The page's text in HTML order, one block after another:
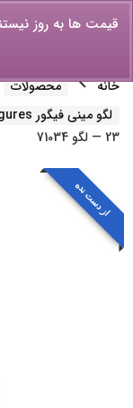
قیمت ها به روز
خانه محصولات
لگو مینی فیگور Minifigures
23 — لگو 71034
از دست نده